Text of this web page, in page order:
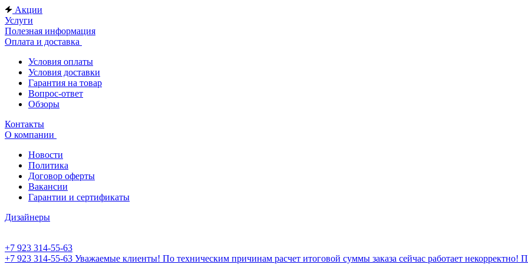
Акции
Услуги
Полезная информация
Оплата и доставка
Условия оплаты
Условия доставки
Гарантия на товар
Вопрос-ответ
Обзоры
Контакты
О компании
Новости
Политика
Договор оферты
Вакансии
Гарантии и сертификаты
Дизайнеры
+7 923 314-55-63
+7 923 314-55-63 Уважаемые клиенты! По техническим причинам расчет итоговой суммы заказа сейчас работает